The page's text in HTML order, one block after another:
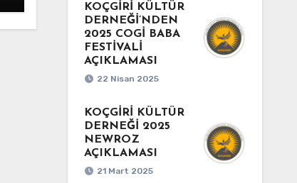
KOÇGİRİ KÜLTÜR
DERNEĞİ’NDEN
2025 COGİ BABA
FESTİVALİ
AÇIKLAMASI
22 Nisan 2025
KOÇGİRİ KÜLTÜR
DERNEĞİ 2025
NEWROZ
AÇIKLAMASI
21 Mart 2025